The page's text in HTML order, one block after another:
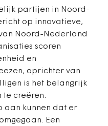
partijen in Noord-
op innovatieve,
Noord-Nederland
scoren
en
oprichter van
is het belangrijk
te creëren.
aan kunnen dat er
Een